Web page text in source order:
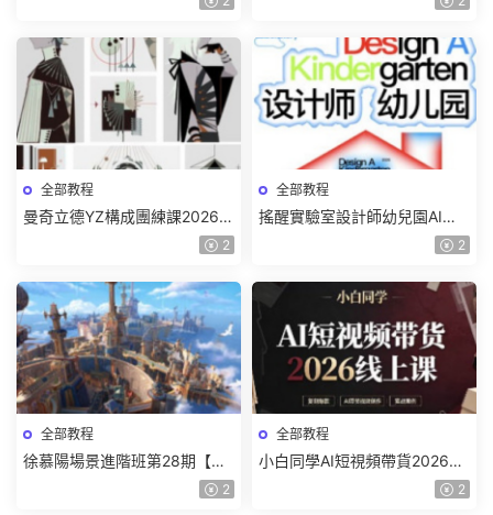
全部教程
曼奇立德YZ構成團練課2026年
8月已結課【畫質高清有課件】
2
全部教程
搖醒實驗室設計師幼兒園AI軟
件基礎課2025【畫質不錯有素
2
全部教程
徐慕陽場景進階班第28期【畫
2
全部教程
小白同學AI短視頻帶貨2026線
2